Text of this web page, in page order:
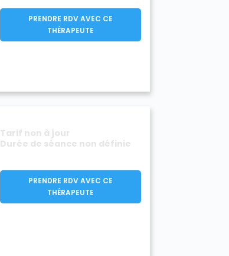
PRENDRE RDV AVEC CE
THÉRAPEUTE
Tarif non à jour
Durée de séance non définie
PRENDRE RDV AVEC CE
THÉRAPEUTE